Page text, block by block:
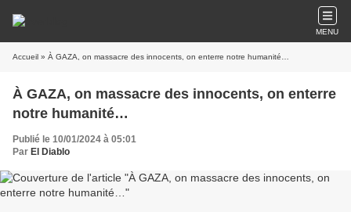
MENU
Accueil » À GAZA, on massacre des innocents, on enterre notre humanité…
À GAZA, on massacre des innocents, on enterre
notre humanité…
Publié le 10/01/2024 à 05:01
Par El Diablo